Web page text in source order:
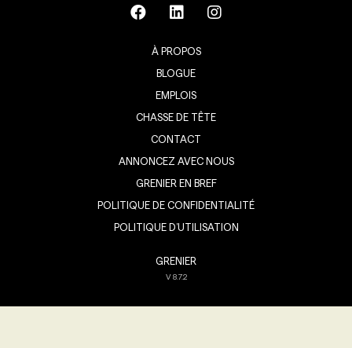
À PROPOS
BLOGUE
EMPLOIS
CHASSE DE TÊTE
CONTACT
ANNONCEZ AVEC NOUS
GRENIER EN BREF
POLITIQUE DE CONFIDENTIALITÉ
POLITIQUE D’UTILISATION
GRENIER
V8.7.2